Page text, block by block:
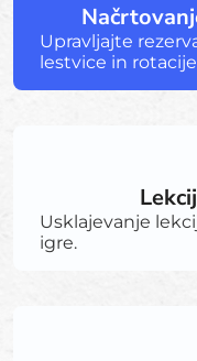
Upravljajte
lestvice in
Usklajevanje
igre.